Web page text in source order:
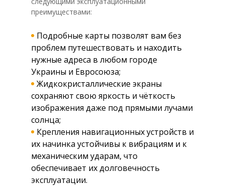
преимуществами:
Подробные карты позволят вам без
проблем путешествовать и находить
нужные адреса в любом городе
Украины и Евросоюза;
Жидкокристаллические экраны
сохраняют свою яркость и чёткость
изображения даже под прямыми лучами
солнца;
Крепления навигационных устройств и
их начинка устойчивы к вибрациям и к
механическим ударам, что
обеспечивает их долговечность
эксплуатации.